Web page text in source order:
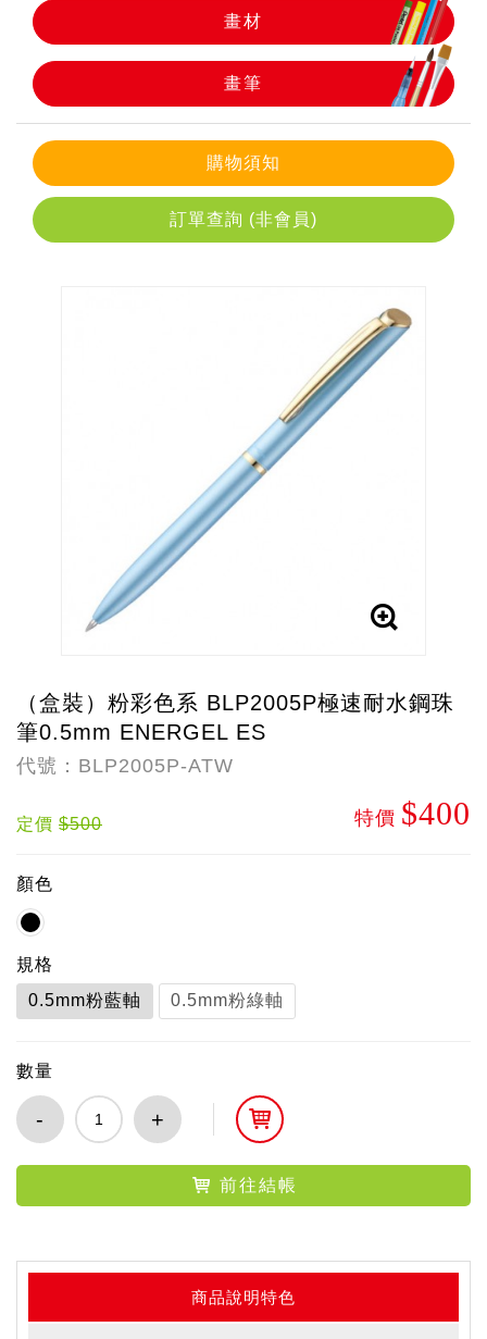
畫材
畫筆
購物須知
訂單查詢 (非會員)
（盒裝）粉彩色系 BLP2005P極速耐水鋼珠
筆0.5mm ENERGEL ES
代號：BLP2005P-ATW
定價 $500 特價 $400
顏色
規格
0.5mm粉藍軸
0.5mm粉綠軸
數量
- +
前往結帳
商品說明特色